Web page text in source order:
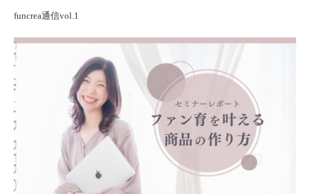
funcrea通信vol.1